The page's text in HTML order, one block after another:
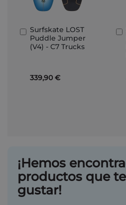
Surfskate LOST
Puddle Jumper
(V4) - C7 Trucks
339,90 €
Añadir
al
carrito
¡Hemos
productos que
gustar!